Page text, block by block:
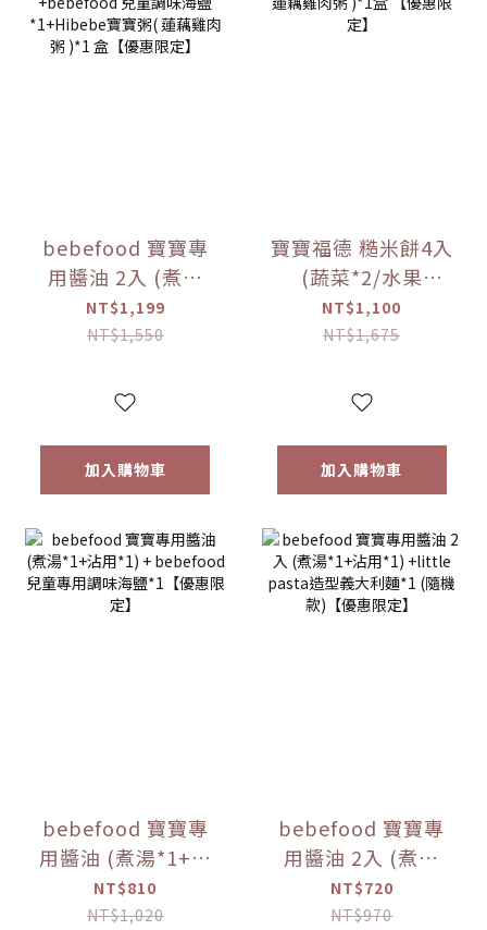
bebefood 寶寶專
用醬油 2入 (煮湯
*1+沾用*1)
+bebefood 兒童調
寶寶粥( 蓮藕雞肉粥
NT$1,199
NT$1,550
加入購物車
寶寶福德 糙米餅4入
(蔬菜*2/水果
*2)+Hibebe寶寶粥
( 蓮藕雞肉粥 )*1盒
NT$1,100
NT$1,675
加入購物車
bebefood 寶寶專
用醬油 (煮湯*1+沾
用*1) + bebefood
兒童專用調味海鹽
NT$810
NT$1,020
bebefood 寶寶專
用醬油 2入 (煮湯
*1+沾用*1) +little
pasta造型義大利麵
NT$720
NT$970